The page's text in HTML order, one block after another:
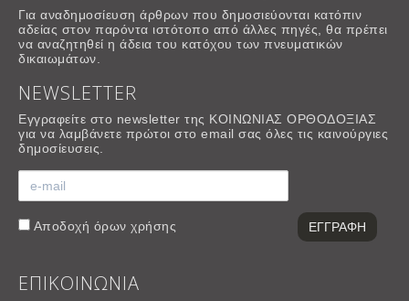
Για αναδημοσίευση άρθρων που δημοσιεύονται κατόπιν
αδείας στον παρόντα ιστότοπο από άλλες πηγές, θα πρέπει
να αναζητηθεί η άδεια του κατόχου των πνευματικών
δικαιωμάτων.
NEWSLETTER
Εγγραφείτε στο newsletter της ΚΟΙΝΩΝΙΑΣ ΟΡΘΟΔΟΞΙΑΣ
για να λαμβάνετε πρώτοι στο email σας όλες τις καινούργιες
δημοσίευσεις.
Αποδοχή όρων χρήσης
ΕΠΙΚΟΙΝΩΝΙΑ